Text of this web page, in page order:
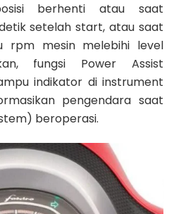
berhenti atau saat
setelah start, atau saat
rpm mesin melebihi level
fungsi Power Assist
indikator di instrument
pengendara saat
beroperasi.